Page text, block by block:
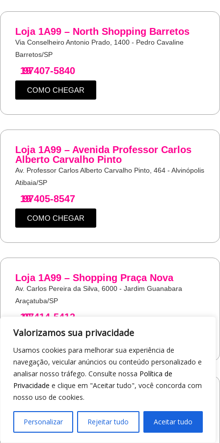
Valorizamos sua privacidade
Usamos cookies para melhorar sua experiência de
navegação, veicular anúncios ou conteúdo personalizado e
analisar nosso tráfego. Consulte nossa Política de
Privacidade e clique em "Aceitar tudo", você concorda com
nosso uso de cookies.
Personalizar Rejeitar tudo Aceitar tudo
Loja 1A99 – North Shopping Barretos
Via Conselheiro Antonio Prado, 1400 - Pedro Cavaline
Barretos/SP
19
97407-5840
COMO CHEGAR
Loja 1A99 – Avenida Professor Carlos
Alberto Carvalho Pinto
Av. Professor Carlos Alberto Carvalho Pinto, 464 - Alvinópolis
Atibaia/SP
19
97405-8547
COMO CHEGAR
Loja 1A99 – Shopping Praça Nova
Av. Carlos Pereira da Silva, 6000 - Jardim Guanabara
Araçatuba/SP
19
97414-5412
COMO CHEGAR
Loja 1A99 – Shopping Jaraguá
Araraquara/SP
19
97412-5359